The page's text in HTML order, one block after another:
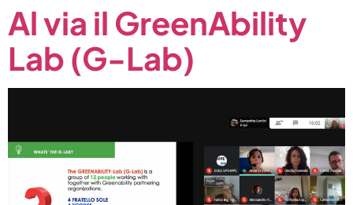
Al via il GreenAbility
Lab (G-Lab)